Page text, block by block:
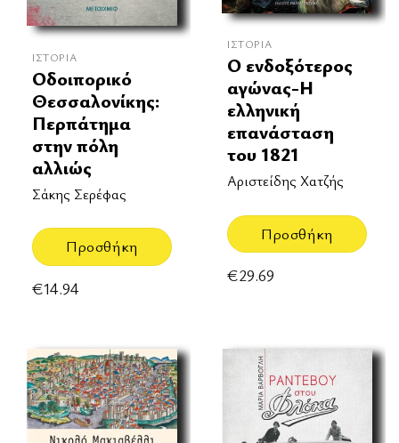
ΙΣΤΟΡΊΑ
Οδοιπορικό
Θεσσαλονίκης:
Περπάτημα
στην πόλη
αλλιώς
Σάκης Σερέφας
Προσθήκη
€14.94
ΙΣΤΟΡΊΑ
Ο ενδοξότερος
αγώνας-Η
ελληνική
επανάσταση
του 1821
Αριστείδης Χατζής
Προσθήκη
€29.69